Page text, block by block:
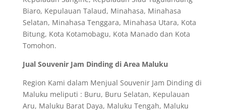
Biaro, Kepulauan Talaud, Minahasa, Minahasa
Selatan, Minahasa Tenggara, Minahasa Utara, Kota
Bitung, Kota Kotamobagu, Kota Manado dan Kota
Tomohon.
Jual Souvenir Jam Dinding di Area Maluku
Region Kami dalam Menjual Souvenir Jam Dinding di
Maluku meliputi : Buru, Buru Selatan, Kepulauan
Aru, Maluku Barat Daya, Maluku Tengah, Maluku